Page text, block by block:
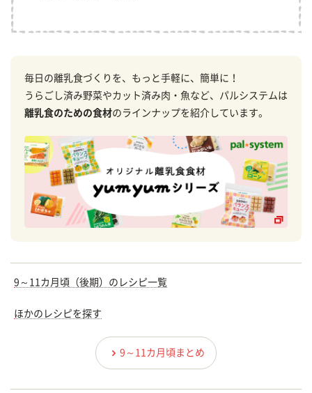
毎日の離乳食づくりを、もっと手軽に、簡単に！
うらごし済み野菜やカット済み肉・魚など、パルシステムは
離乳食のための食材のラインナップを紹介しています。
9～11カ月頃（後期）のレシピ一覧
ほかのレシピを探す
9～11カ月頃まとめ